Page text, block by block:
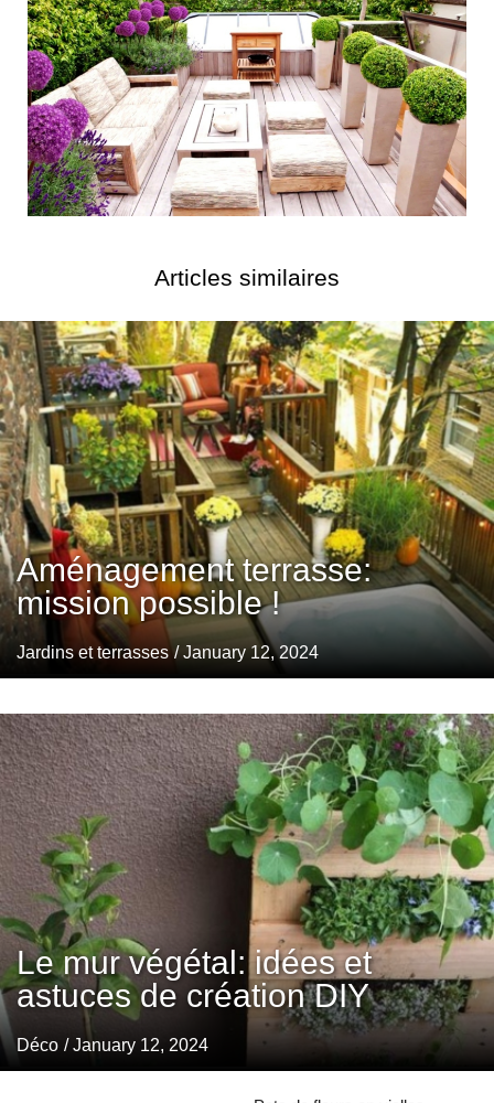
Articles similaires
Aménagement terrasse:
mission possible !
Jardins et terrasses / January 12, 2024
Le mur végétal: idées et
astuces de création DIY
Déco / January 12, 2024